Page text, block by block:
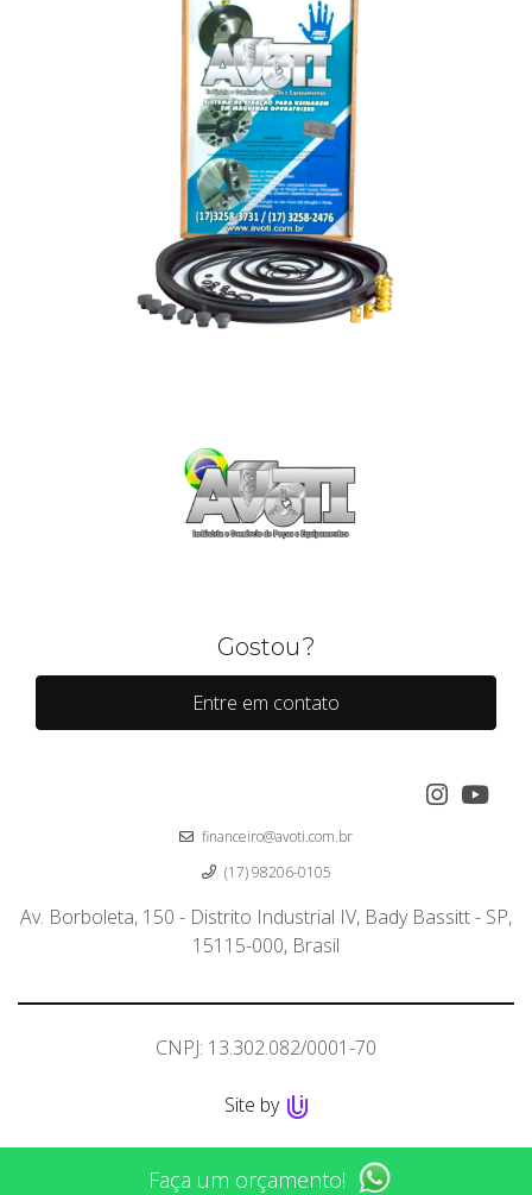
Gostou?
Entre em contato
financeiro@avoti.com.br
(17) 98206-0105
Av. Borboleta, 150 - Distrito Industrial IV, Bady Bassitt - SP,
15115-000, Brasil
CNPJ: 13.302.082/0001-70
Site by
Faça um orçamento!